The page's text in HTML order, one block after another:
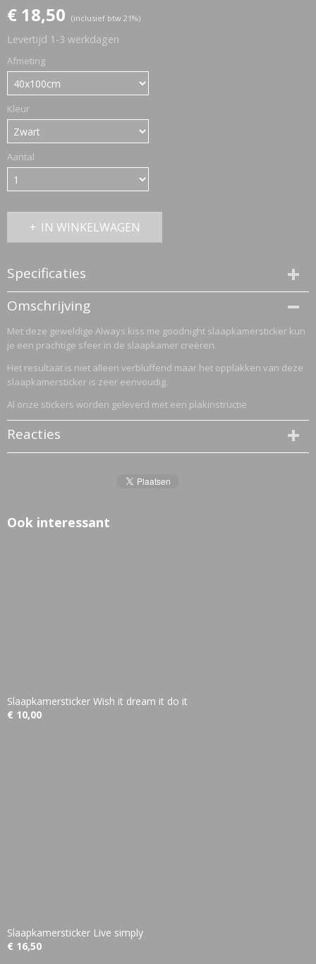
€ 18,50 (inclusief btw 21%)
Levertijd 1-3 werkdagen
Afmeting
Kleur
Aantal
IN WINKELWAGEN
Specificaties
Productcode
1209-382
Omschrijving
Met deze geweldige Always kiss me goodnight slaapkamersticker kun
je een prachtige sfeer in de slaapkamer creëren.
Het resultaat is niet alleen verbluffend maar het opplakken van deze
slaapkamersticker is zeer eenvoudig.
Al onze stickers worden geleverd met een plakinstructie
Reacties
Ook interessant
Slaapkamersticker Wish it dream it do it
€ 10,00
Slaapkamersticker Live simply
€ 16,50